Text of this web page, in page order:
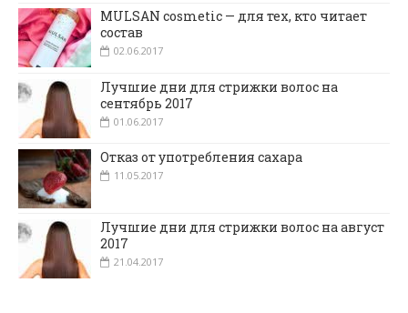
MULSAN cosmetic — для тех, кто читает
состав
02.06.2017
Лучшие дни для стрижки волос на
сентябрь 2017
01.06.2017
Отказ от употребления сахара
11.05.2017
Лучшие дни для стрижки волос на август
2017
21.04.2017